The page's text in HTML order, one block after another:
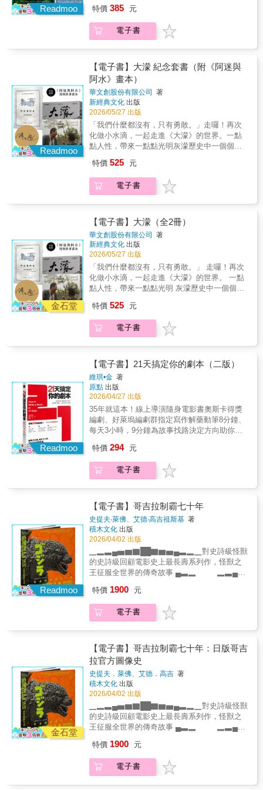
實。‧拍一部電影要花多少錢？「電影分析表」
和「劇情表」有何不同、有多好用？‧怎麼買器
材？如何拉通告表，才能減少各組人員的等待
月光、汽車大燈？‧錄幾軌才能確保台詞準確收
音？‧數位化時代，就靠後製調光，定調影像風
格？‧上字幕時要距離外框10%留白，字才不會
被卡掉？‧素人如何將電影送進影展與競
賽？……發揮日本人不厭其煩、鉅細靡遺的特
質，耐心解說所有過程的實務訣竅，讓人直
呼，終於等到這一本。【告訴你千金難買早知
道的電影人經驗談】‧如果電影是商品，那電影
在賣什麼？觀眾要買什麼？若只是為拍而拍，
舉辦邀請親朋好友觀賞的放映會就好了；若要
認真考慮拍片的供需目的。不管是獨立製片或
商業電影，先設想觀眾所需再去開發企劃案是
很重要的。──辻岡正人 導演‧演員 / 代表作
片，自己也想拍電影』的口袋片單吧？或是
「最喜歡的電影」也行，請把那部片當作目
標，用自己的方式重現對那部片有共鳴的部
分。實際嘗試後，你會發現那『目標作品』和
『自己嘗試重現』之間的距離，當中缺乏的就
是「技術」。請好好思考如何填補差距，思索
和挑戰的過程中，你會漸漸找到各種需要的
《PUNCHMEN》（パンチメン）‧我本身沒有
就讀過影像相關的學校或科系。在高中電影社
開始接觸8mm電影，出社會後經常加班、出
部作品（即使不是科班出身，持續拍攝也會變
厲害吧？）(2)使用現有的資源（因為沒時間，
想到題材就立刻寫成劇本，速速拍出來）(3)找
出循環的模式（拍攝、上映、分析檢討、經驗
運用在下次拍片。向工作人員和演員分享後續
的回饋，願意幫助的人也會越來越多）(4)自我
推銷（主動找在影展認識的製片聊天，分享自
己想拍怎樣的電影，擅長哪種類型，拓展今後
合作的可能性）──安田真奈 導演‧編劇 / 代表
ッチ）‧近年攝影機的性能越來越強大，這是一
個陷阱。一旦安於「再暗也能拍得清楚」的器
材，便容易忽略燈光的設計，拍出說好聽是
像。不打光使用一千萬圓的專業攝影機，好好
打光使用十萬圓的單眼數位相機，不用比也知
道後者的影像會大勝。‧低成本獨立製片若想比
照商業電影的水準，導演必須對各個要素具有
一定程度的知識和見識，然而現場的工作人員
不用找專業級的，這是低成本獨立製片的第一
步。節省下的人事費，轉用到演員酬勞、服裝
而大幅提升。──安田淳一 導演 / 代表作《吃
飯》（ごはん）‧本戲院算是上映較多獨立製片
的電影院之一，排片時，一定會看作品本身的
站等網路上的資訊擴散是基本動作。電影院永
遠都需要吸引大眾興趣、讓觀眾願意進戲院的
奇招策略。另外，在有限的宣傳費之下，導
演、劇組和演員較能自由配合宣傳活動也是獨
立製片的魅力之一。──菅野健太 Theater
seven（シアターセブン）劇院經理‧你的作品
只要夠好，一定會有機會和外國人交流或合
作，所以我奉勸大家從現在開始學習外文，年
輕時沒學好外文的大叔我在語言上吃了很大的
苦頭；在剛起步時，最好先從拍攝日期和預算
員‧拍了第一部作品後，我開始學習關於器材的
知識，也漸漸認識了當演員的朋友。就算不懂
電影也沒有人脈，總之先拍一部作品後，誰都
誰在講話？․我的人物關心什麼？是通過行動和
人物在態度上的反差？․我的配角是否正在接管
故事？這種接管是使故事受到損害，還是使其
得到有趣的發展？․我的人物是否都在故事中承
擔起某種功能？․我是否願意暫時跟隨該人物，
看看會發生什麼事？․我是不是過度工作，導致
腦子不動了？․我有沒有花時間體驗生活，以便
有更多可寫之物？本書中，作者訪問了三十餘
位創作者，包括小說家、電影編劇、電視編
劇、戲劇家、廣告創意人。特別是在和小說家
的對話中，他們也確認了所有與電影、電視有
關的人物概念同樣適用於小說。書中有系統
地，提供塑造人物的方法與有效技巧。從輪廓
步教你設定角色性格，巧妙編織人物間關係，
幫你寫出有活力的群像劇。影劇圈專業推薦—
「這本書充滿迷人的想法和洞見。我認為所有
人》（Rain Man）、《將計就計》
（Entrapment）、《新娘不是我》（My Best
Friend's Wedding）「在如何寫出有血有肉的角
色方面，這本書是無價的。」──蓋爾‧安‧赫德
（Gale Anne Hurd），《魔鬼終結者》（The
Terminator）編劇，《異形 2》（Aliens）、
《世界末日》（Armageddon）製片「琳達‧席
格的書在幫你在考察人物時，也幫你考察自己
的想法。這本書沒有廢話，引導你得到簡單易
（Fay Kanin），《教師之戀》（Teacher's
Pet）編劇，美國電影藝術與科學學院前主席
「這本書對那些試圖超越刻板寫作、寫出原創
性的小說家與劇作家來說，非常有用。」──琳
達‧韋尼斯博士（Dr. Linda Venis），UCLA 編
劇推廣教育學程（Extension Writers’
Program）主任
翔的瞬間。那些夢幻般的片刻，是整部電影最
溫柔的時刻，也是最悲傷的幻覺。電影在現實
與幻想之間穿梭，冷與熱、骯髒與純潔交錯。
李滄東讓鏡頭誠實到近乎殘忍，卻也在最絕望
59屆威尼斯影展國際影評人費比西獎、最佳導
演銀獅獎、最佳新人獎★加拿大溫哥華國際電
影節丹．喬治人道主義獎★第1屆大韓民國電影
大獎最佳電影、最佳導演、最佳劇本、最佳男
／女主角獎★第3屆釜山電影評論家協會獎最佳
劇本、最佳男主角獎★第10屆春史電影獎最佳
導演、最佳劇本獎★第22屆韓國電影評論家協
會獎最佳電影、最佳男／女主角獎★第39屆百
想藝術大賞最佳電影、最佳導演★第3屆美國棕
櫚泉國際電影節奧斯卡獎★第29屆美國西雅圖
公主。她面容扭曲、手腳抽搐，鐘斗仍深深被
後，兩人對彼此都萌生了情感。兩名同樣被世
界遺棄的人，意外地在彼此身上找到理解與渴
望。鐘斗的愛笨拙又莽撞，公主雖被囚於病
體，卻在他面前獲得自由，孤獨的心靈就此漸
漸靠攏。他們的愛情在外人眼中是禁忌、病
態、不可理喻的，但在兩人之間，卻是真實而
純粹的「綠洲」。「這不是一部讓人忘記現實
的電影，而是一部不斷提醒你現實的電影。」
李滄東用近乎殘酷的現實主義筆觸，描繪社會
的冷漠與愛的界線；同時以詩意的幻想場景，
讓觀眾在公主的想像裡，看見愛能讓人短暫飛
翔的瞬間。那些夢幻般的片刻，是整部電影最
與幻想之間穿梭，冷與熱、骯髒與純潔交錯。
李滄東讓鏡頭誠實到近乎殘忍，卻也在最絕望
的縫隙裡，種下了微小的希望。打破幻想與現
實的界線，《綠洲》橫掃各項國際大獎──★第
演銀獅獎、最佳新人獎★加拿大溫哥華國際電
影節丹．喬治人道主義獎★第1屆大韓民國電影
大獎最佳電影、最佳導演、最佳劇本、最佳男
／女主角獎★第3屆釜山電影評論家協會獎最佳
劇本、最佳男主角獎★第10屆春史電影獎最佳
導演、最佳劇本獎★第22屆韓國電影評論家協
會獎最佳電影、最佳男／女主角獎★第39屆百
想藝術大賞最佳電影、最佳導演★第3屆美國棕
櫚泉國際電影節奧斯卡獎★第29屆美國西雅圖
Readmoo
哲 導演李根政 老師徐嘉君 副研究員／找樹
的人計畫主持人黃建業 電影學者／影評人鴻
鴻 導演/詩人感動推薦—— 按姓氏筆畫排序
樣與巨木的美麗際遇。拍攝後，我的驚嘆聲未
曾停歇。何其榮幸，我是極少數仰望神殿的人
群之一。百歲或千歲神木的消失有其人為或自
然因素，能以鏡頭印刻她的巍峨身影，是我的
榮耀。」——李香秀導演你知道嗎？臺灣這座
島嶼的森林覆蓋率高達60.71%，估計有約9億
棵樹與島上的人們共生。從海岸到高山，森林
構成了這座島嶼最深邃而壯麗的風景。然而，
在過去百年間，巨木消失的速度卻令人難以想
像。臺灣島嶼曾歷經兩次大規模森林砍伐。那
神木，如今是否仍然存在？在廣袤而深邃的山
林之中，它們是否仍靜靜守望著這片土地？為
了尋找答案，一群人走進山林。費時五年一段
旅程因著對臺灣的愛，香秀導演自2021年1月展
開《神木之島》攝製計畫，記錄一個致力於尋
找臺灣最高樹的團體——「找樹的人」。他們
深入人跡罕至的高山森林，只為追尋那些仍然
矗立天地之間的巨木身影。影片拍攝足跡跨越
臺灣多處深山地帶：丹大林道卡社溪流域、卡
阿郎溪、大安溪上游、邊吉岩泰崗溪、桃山詩
及棲蘭山區。鏡頭不僅記錄找樹過程中的艱難
探索，也拍攝了桃山神木等身照的拍攝過程，
以及索道木解綱索的歷史紀錄。那些埋藏在森
林深處的故事，透過影像與紀錄，再次被看
山。究竟——找樹團隊如何在廣袤山林中尋獲
巨木？如何在行程開始之前預測巨木的高度？
如何攀上高聳入雲的巨樹，實際測量它們的真
實高度？這些問題的答案，正隱藏在一次次深
入山林的探索之中。本書在紀錄片之外，以圖
文並茂的延伸補述，讓讀者得以更深入地理解
這場追尋巨木的旅程。透過細緻的文字與多位
找樹達人的完整訪談，記錄下這些熱愛臺灣的
人，如何以滿懷熱忱的行動走進山林，如何在
的線索。這不只是尋找巨木的過程，更是一段
重新看見臺灣森林的旅程。那些仍然矗立天地
之間的巨木，提醒著我們：這片島嶼的森林，
錄與故事，值得讀者一再品味，也值得長久珍
藏。關於《神木之島》電影紀錄片過去百年
間，巨木消失的速度令人難以想像。臺灣島嶼
歷經兩次大規模森林砍伐，巨木與神木是否仍
然存在？致力於尋找臺灣最高樹的團隊，將揭
開這一謎題。臺灣島嶼的森林覆蓋率達
60.71%，估計有約9億棵樹與島上的人們共
發展，使深山中的林木資訊得以提前以科技形
式顯現。植物學者徐嘉君根據坐落深山的巨木
座標，帶領一支精英團隊「找樹的人」，走訪
的巨木與神木聚落，也揭露了許多不為人知的
森林悲歌。這些悲歌，包括：官方許可的民間
濫伐所遺留下的樹頭、官方主導的大規模伐木
倖存卻被鋼索纏繞的索道木、因盜伐而殘存的
枝幹，以及因颱風肆虐而倒下的神木。面對因
人為或自然力量而消失的巨木與神木，我們或
許無法及時悼念；但那些依然矗立天地之間的
參天巨樹，值得我們倍加珍惜。【名人推薦
語】鴻鴻（導演、詩人）從《黑熊森林》到
《神木之島》，李香秀導演在山林間追尋，紀
救這樣的美，付出的動人努力。珍貴的見證，
帶我們爬得更高，愛得更義無反顧。徐嘉君
（副研究員／找樹的人計畫主持人）我常說登
特價 385 元
電子書
Readmoo
【電子書】大濛 紀念套書（附《阿迷與
阿水》畫本）
華文創股份有限公司
著
新經典文化 出版
2026/05/27 出版
「我們什麼都沒有，只有勇敢。」走囉！再次
化做小水滴，一起走進《大濛》的世界。一點
點人性，帶來一點點光明灰濛歷史中一個個小
為台灣歷史有悲有喜的大濛時光金獎製作團隊
華文創＋金獎導演陳玉勳+金獎美術王誌成 66
張精選劇照‧30張美術手稿‧12個年代場景‧6個關
明尺寸14x20cm頁數 32p印刷 黑白紙張 進口漫
畫紙(騎馬釘)「我們現在的風景，都是前人所建
立的，我希望我們也可以為後代的人，建立美
好的風景。」——陳玉勳「《大濛》所散發的
渲染力遠遠超出我的預期，值得我一輩子感
受、體會及思考影像美術對這片土地的反
饋。」——王誌成▌《大濛》紀念套書特色：★
紙上完整記錄金獎導演陳玉勳與團隊如何拍出
台灣最難刻畫的主題與時代★收藏三度金獎電
手繪故事《阿迷與阿水》復刻登場★主創團隊
(監製、導演、演員、場景、服裝、設計、燈
光、音樂、美術設定、特效……)親筆撰寫幕後
1950年代台灣白色恐怖時期為背景，講述嘉義
來的15歲少女阿月，哥哥育雲被槍決後，她決
定隻身到從沒去過的台北，領回哥哥的屍體。
這段尋親的旅程充滿冒險，透過她的視角我們
得以從一群如趙公道等小人物認識時代也認識
人性。片名「大濛」音同台語的「罩雺」（tà-
bông），呼應那個噤聲、看不清真相的動盪時
解的希望。▌得獎與影展紀錄☆全台票房1億1千
2百萬元☆榮獲第62屆金馬獎最佳劇情片、最佳
原著劇本、最佳美術設計、最佳造型設計、觀
元 ☆*國際各大影展競相邀約：香港國際電影
節、亞洲躍動影展、全州國際影展、聖地牙哥
亞洲影展、新加坡華語電影節☆5月27日起，
NETFLIX感動播映▌製作團隊監製：葉如芬、
李烈導演、編劇：陳玉勳製片人：張雅婷美術
指導：王誌成副美術指導：尤麗雯場景經理：
林俞均攝影指導：陳麒文燈光指導：鍾瓊婷造
型指導：許力文選角指導：陳靜媚剪輯指導：
賴秀雄特效指導：郭憲聰原創音樂：盧律銘聲
影：吳易致（馬克）大濛手寫字：熱血 主演：
方郁婷、柯煒林、9m88、曾敬驊電影出品：華
文創股份有限公司／文化內容策進院／雷霆影
視有限合夥／阿榮影業股份有限公司／大禾電
影有限公司
特價 525 元
電子書
金石堂
【電子書】大濛（全2冊）
華文創股份有限公司 著
新經典文化 出版
2026/05/27 出版
「我們什麼都沒有，只有勇敢。」 走囉！再次
化做小水滴，一起走進《大濛》的世界。 一點
點人性，帶來一點點光明 灰濛歷史中一個個小
為台灣歷史有悲有喜的大濛時光 金獎製作團隊
華文創＋金獎導演陳玉勳+金獎美術王誌成 66
張精選劇照‧30張美術手稿‧12個年代場景‧6個關
明 尺寸14x20cm 頁數 32p 印刷 黑白 紙張 進
口漫畫紙(騎馬釘) 「我們現在的風景，都是前
人所建立的，我希望我們也可以為後代的人，
建立美好的風景。」&mdash;&mdash;陳玉勳
「《大濛》所散發的渲染力遠遠超出我的預
期，值得我一輩子感受、體會及思考影像美術
對這片土地的反饋。」&mdash;&mdash;王誌
成 ▌《大濛》紀念套書特色： ★紙上完整記錄
金獎導演陳玉勳與團隊如何拍出台灣最難刻畫
誌成精彩場景設計手稿 ★育雲的手繪故事《阿
迷與阿水》復刻登場 ★主創團隊(監製、導演、
演員、場景、服裝、設計、燈光、音樂、美術
祕辛 關於電影《大濛》 ▌故事 《大濛》以1950
年代台灣白色恐怖時期為背景，講述嘉義來的
15歲少女阿月，哥哥育雲被槍決後，她決定隻
身到從沒去過的台北，領回哥哥的屍體。這段
尋親的旅程充滿冒險，透過她的視角我們得以
從一群如趙公道等小人物認識時代也認識人
性。 片名「大濛」音同台語的「罩雺」
不清真相的動盪時代，也蘊含了霧散後，人與
人之間出現更多理解的希望。 ▌得獎與影展紀
錄 ☆全台票房1億1千2百萬元 ☆榮獲第62屆金
影展TGHFF開幕片 ☆入選第28屆義大利烏迪內
遠東國際影展主競賽單元 ☆*國際各大影展競相
邀約：香港國際電影節、亞洲躍動影展、全州
國際影展、聖地牙哥亞洲影展、新加坡華語電
影節 ☆5月27日起，NETFLIX感動播映 ▌製作
團隊 監製：葉如芬、李烈 導演、編劇：陳玉勳
製片人：張雅婷 美術指導：王誌成 副美術指
導：尤麗雯 場景經理：林俞均 攝影指導：陳麒
文 燈光指導：鍾瓊婷 造型指導：許力文 選角
指導：陳靜媚 剪輯指導：賴秀雄 特效指導：郭
期製片：陳惠君x謝翔 劇照攝影：吳易致（馬
克） 大濛手寫字：熱血 主演：方郁婷、柯煒
林、9m88、曾敬驊 電影出品：華文創股份有限
特價 525 元
電子書
Readmoo
【電子書】21天搞定你的劇本（二版）
維琪•金 著
原點 出版
2026/04/27 出版
35年就這本！線上導演隨身電影書奧斯卡得獎
編劇、好萊塢編劇群指定寫作解藥動筆8分鐘、
每天3小時，9分鐘為故事找路決定方向助你逐
年、多國語言翻譯，新進奧斯卡得獎編劇、好
萊塢編劇圈的入行用書！◆教你製作「9分鐘電
影路標」，一開始就替每頁劇本確定方向。◆
內心電影，挖掘你的編劇潛力◆如同貼身指導
般，帶你一步步，從初稿、修稿到完稿「逐
頁」達成。◆以過來人角度，協助編劇們找到
有效率的工作方式、伴侶支持、經濟生計等解
決良方。《欲望城市》（Sex and the City）編
劇艾美‧哈里斯指定寫作解藥《終極殺陣Taxi2、
3、4》導演傑哈卡胡奇，強力引薦法文版發行
奧斯卡導演、熱門影集編劇入行的第一本從動
筆到完成劇本的最短距離，只要21天！怎麼做
完一個自由初稿，你的工作時間不會超過3小
時。●第8天，你可以休息。●第9天，讀一遍寫
完的自由初稿●第10天～第17天，改寫。每天改
寫一定的頁數，我們會告訴你多少頁？寫甚
麼？●第18天～第21天，調整和潤飾你的劇本。
●第21天，大功告成！現在，你需要的只是……
◎想寫一個劇本的渴望◎一個想法或故事，即
使不太確定也沒關係。◎帶上這本書！只要你
有一個故事想告訴大家，不用擔心理論和復雜
的結構，本書能幫助你在21天之內寫出屬於你
個人風格的獨特劇本！立即行動吧！否則你永
遠不會完成它！《21天搞定你的劇本》，是一
書，更是一本從準備編劇到完成劇本的行動指
南。打從一開始，本書就告訴你，劇本寫作關
乎內心世界和外部環境，並將將編劇有可能遇
特價 294 元
電子書
Readmoo
【電子書】哥吉拉制霸七十年
史提夫‧萊佛、艾德‧高吉祖斯基 著
積木文化 出版
2026/04/02 出版
▁▂▃▄▅▆▇██▇▆▅▄▃▂▁對史詩級怪獸
的史詩級回顧電影史上最長壽系列作，怪獸之
王征服全世界的傳奇故事 ▄▃▂ ▂▃▄
機四款歷代造型小卡及制霸橫幅海報◣本書特
色從核災中誕生到勇奪奧斯卡的超狂特典，七
十年幕幕高潮與花絮一次見證出土大量視覺檔
特效魔法師、明星卡司與特技演員的創意與技
藝哥吉拉第一次飛？第一次講話？第一位女性
編劇？為什麼集結東寶宇宙總共11隻怪獸的
《怪獸總進擊》是哥吉拉電影的巔峰，也是怪
獸電影史的分水嶺？從昭和、平成、千禧年、
動畫到《-1.0》，細數日版哥吉拉32部影視作
品 哥吉拉為何歷久不衰？是可怕、可愛？還是
幕前幕後都認真得恐怖……哥吉拉代表了一頭
電影怪獸，也是怪獸電影的鼻祖它駭人、全
能、橫行無忌，也會隨時代進化這本鉅細靡遺
年榮獲奧斯卡獎的《哥吉拉–1.0》，如何創
作、設計、拍攝，並且不斷進化，回顧東寶的
鎮山之寶哥吉拉七十年來摧毀城市、與怪獸互
特價 1900 元
電子書
金石堂
【電子書】哥吉拉制霸七十年：日版哥吉
拉官方圖像史
史提夫．萊佛、艾德．高吉 著
積木文化 出版
2026/04/02 出版
▁▂▃▄▅▆▇██▇▆▅▄▃▂▁對史詩級怪獸
的史詩級回顧電影史上最長壽系列作，怪獸之
王征服全世界的傳奇故事 ▄▃▂ ▂▃▄
書封制霸橫幅海報◣ 本書特色✦從核災中誕生
到勇奪奧斯卡的超狂特典，七十年幕幕高潮與
花絮一次見證✦出土大量視覺檔案，鉅細靡遺
特價 1900 元
電子書